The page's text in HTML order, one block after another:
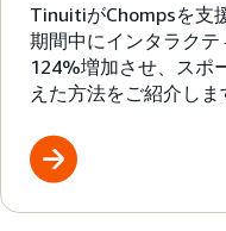
TinuitiがChompsを支
期間中にインタラク
124%増加させ、スポ
えた方法をご紹介しま